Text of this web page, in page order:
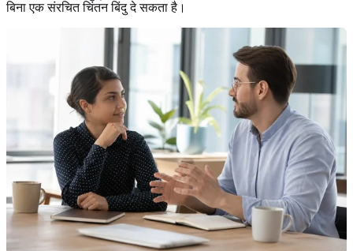
बिना एक संरचित चिंतन बिंदु दे सकता है।